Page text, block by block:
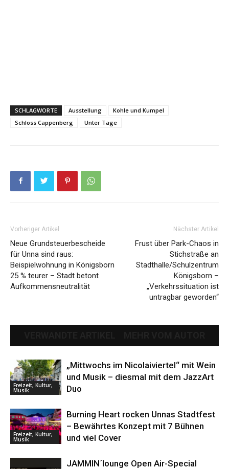
SCHLAGWORTE Ausstellung
Kohle und Kumpel
Schloss Cappenberg
Unter Tage
Vorheriger Artikel
Neue Grundsteuerbescheide
für Unna sind raus:
Beispielwohnung in Königsborn
25 % teurer – Stadt betont
Aufkommensneutralität
Nächster Artikel
Frust über Park-Chaos in
Stichstraße an
Stadthalle/Schulzentrum
Königsborn –
„Verkehrssituation ist
untragbar geworden“
Freizeit, Kultur,
Musik
„Mittwochs im Nicolaiviertel“ mit Wein
und Musik – diesmal mit dem JazzArt
Duo
Freizeit, Kultur,
Musik
Burning Heart rocken Unnas Stadtfest
– Bewährtes Konzept mit 7 Bühnen
und viel Cover
JAMMIN´lounge Open Air-Special